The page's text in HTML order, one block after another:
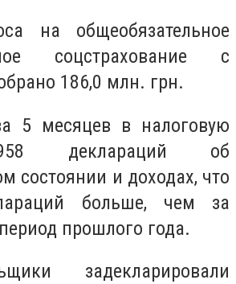
на общеобязательное
соцстрахование с
186,0 млн. грн.
5 месяцев в налоговую
деклараций об
состоянии и доходах, что
больше, чем за
прошлого года.
задекларировали